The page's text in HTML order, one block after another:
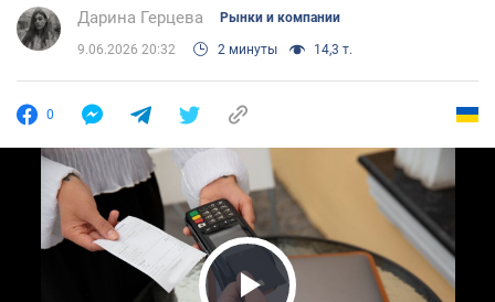
Дарина Герцева Рынки и компании
9.06.2026 20:32 2 минуты 14,3 т.
0